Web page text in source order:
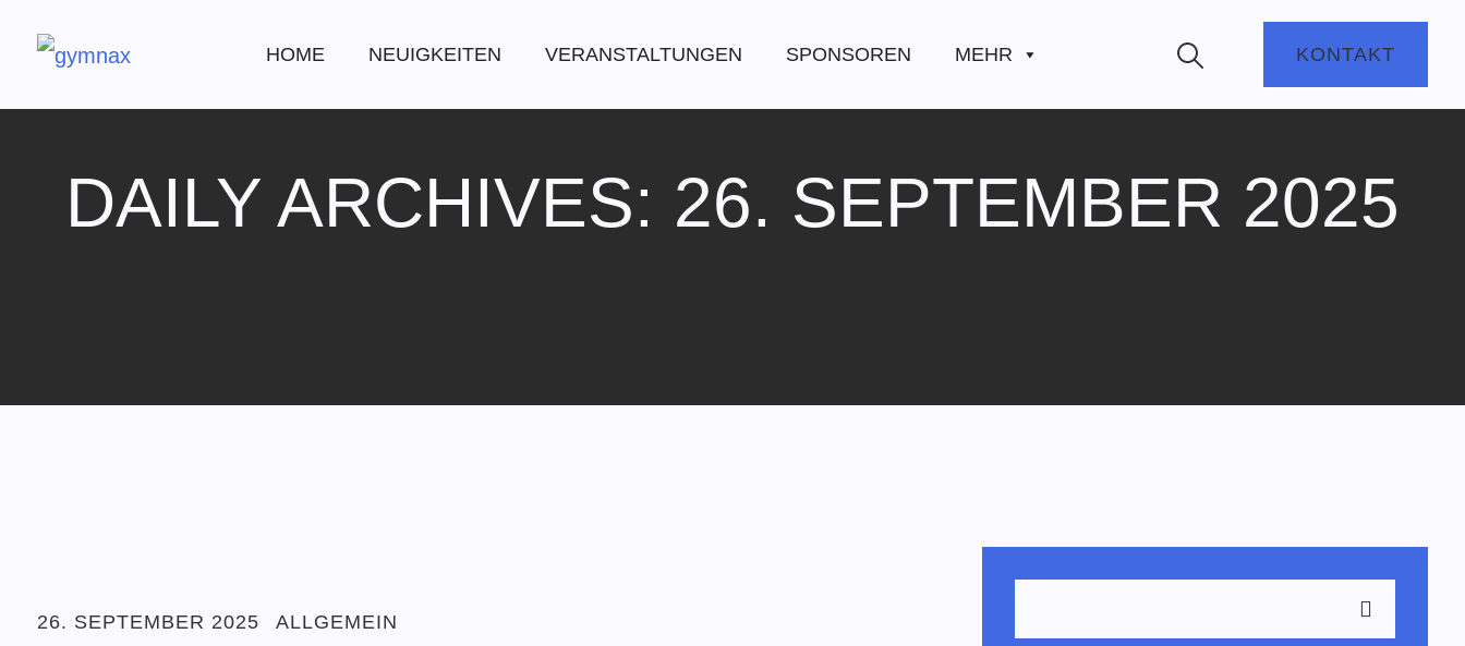
HOME NEUIGKEITEN VERANSTALTUNGEN SPONSOREN MEHR KONTAKT
DAILY ARCHIVES: 26. SEPTEMBER 2025
26. SEPTEMBER 2025 ALLGEMEIN